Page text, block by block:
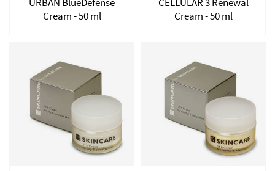
Cream - 50 ml
Cream - 50 ml